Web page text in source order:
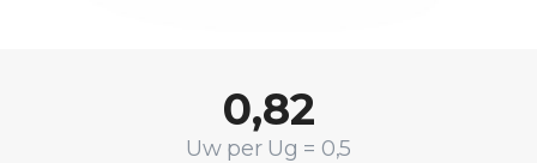
0,82
Uw per Ug = 0,5